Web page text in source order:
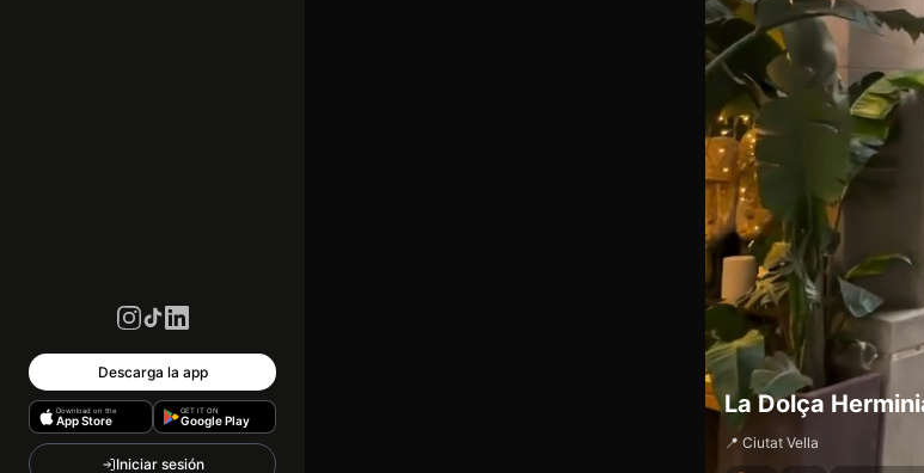
Descarga la app
Download on the
App Store
GET IT ON
Google Play
Iniciar sesión
La Dolça
📍 Ciutat Vella